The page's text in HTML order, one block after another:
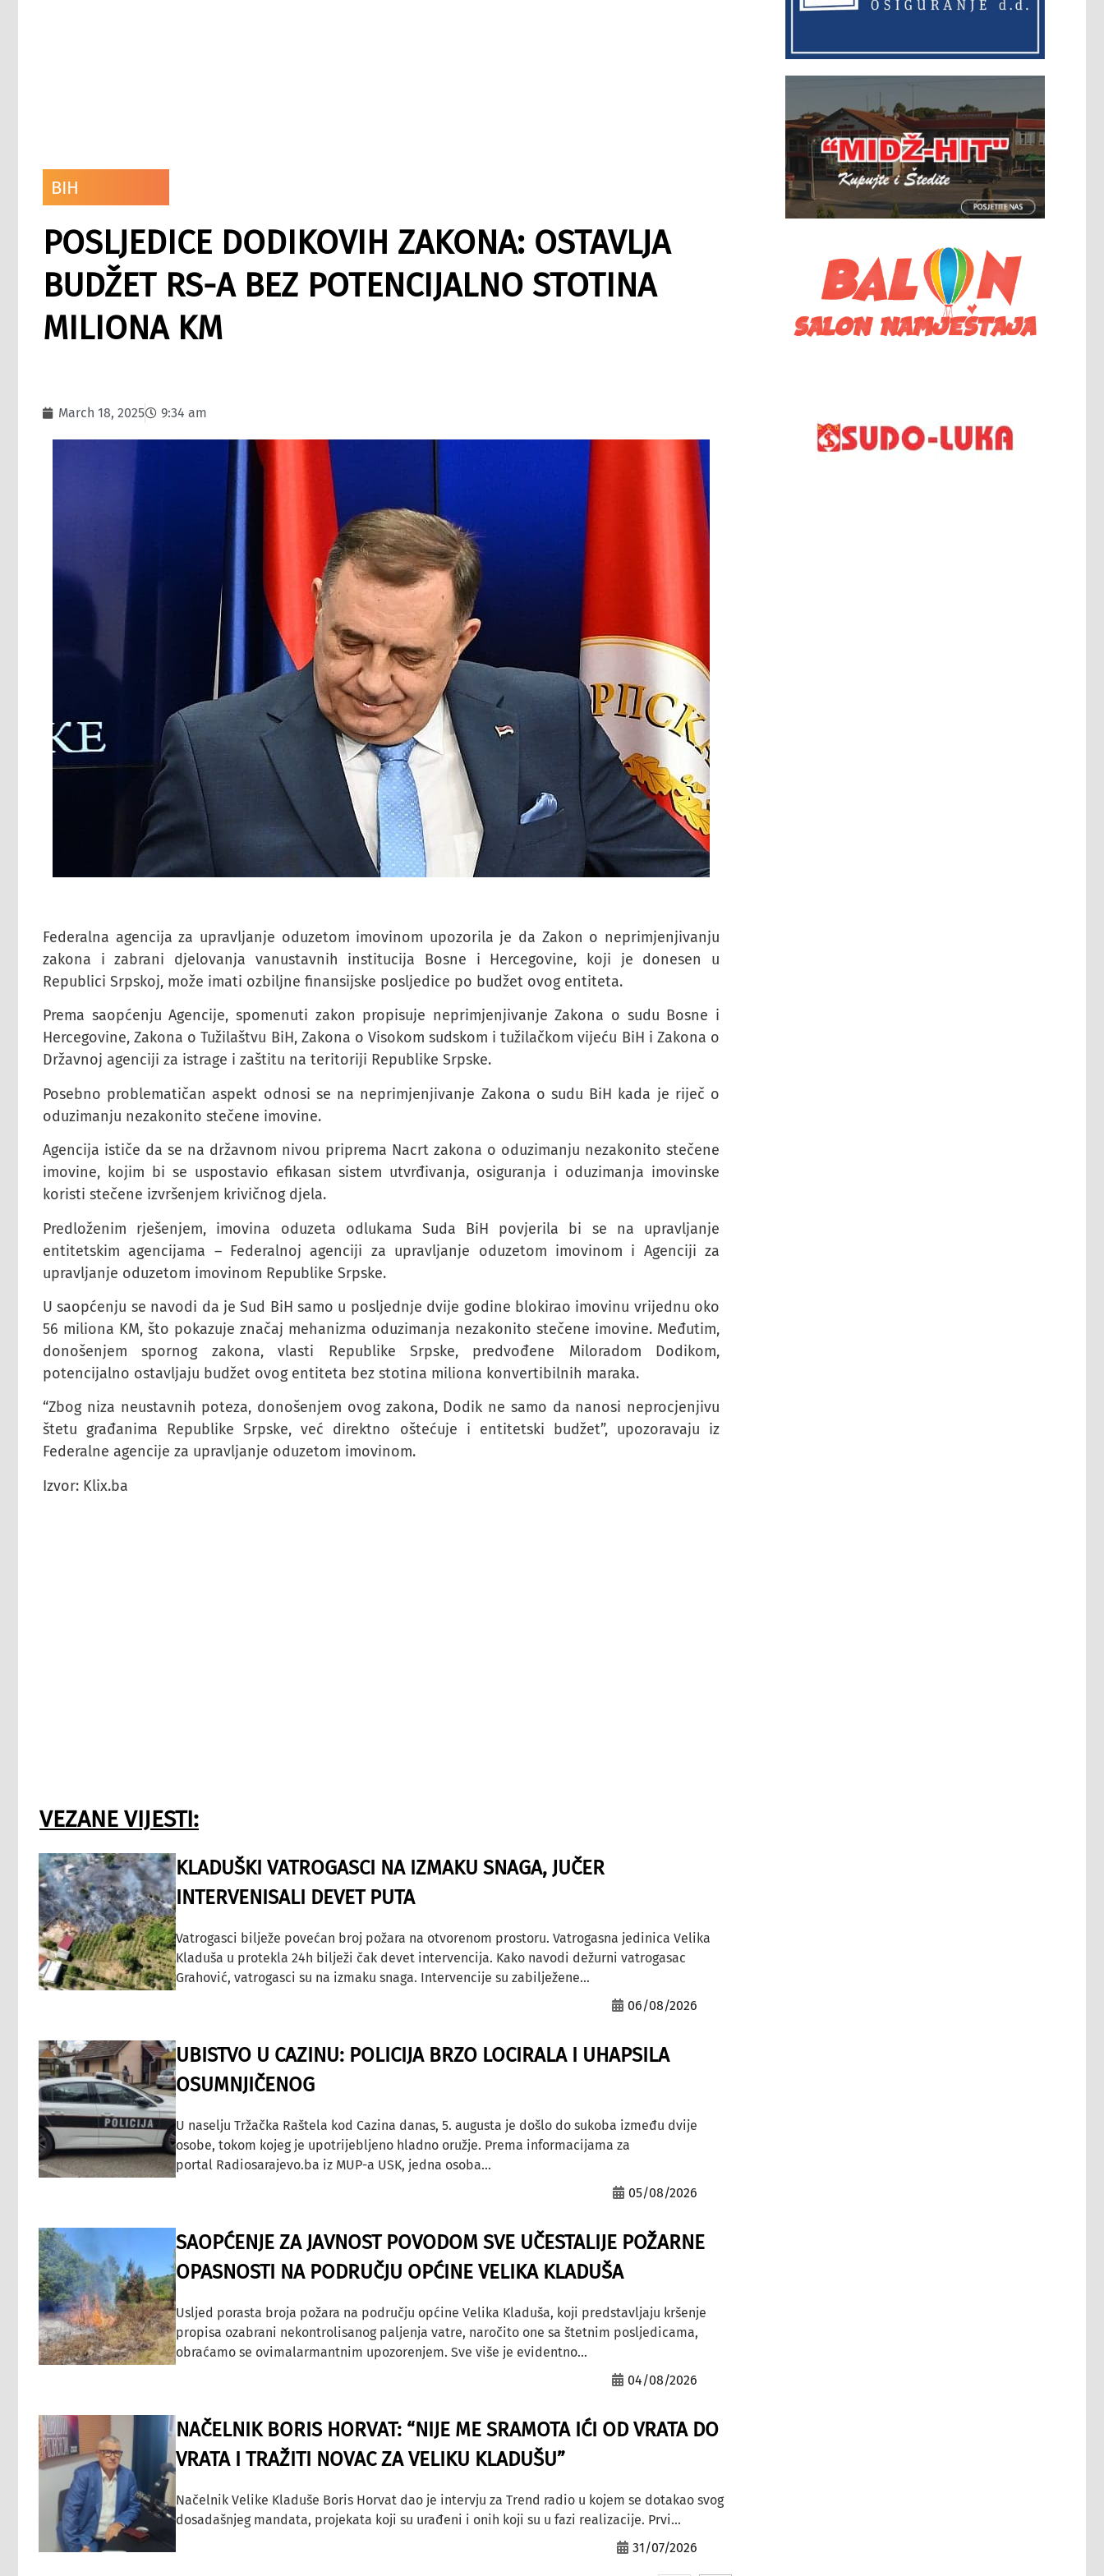
BIH
POSLJEDICE DODIKOVIH ZAKONA: OSTAVLJA
BUDŽET RS-A BEZ POTENCIJALNO STOTINA
MILIONA KM
March 18, 2025 9:34 am
Federalna agencija za upravljanje oduzetom imovinom upozorila je da Zakon o neprimjenjivanju
zakona i zabrani djelovanja vanustavnih institucija Bosne i Hercegovine, koji je donesen u
Republici Srpskoj, može imati ozbiljne finansijske posljedice po budžet ovog entiteta.
Prema saopćenju Agencije, spomenuti zakon propisuje neprimjenjivanje Zakona o sudu Bosne i
Hercegovine, Zakona o Tužilaštvu BiH, Zakona o Visokom sudskom i tužilačkom vijeću BiH i Zakona o
Državnoj agenciji za istrage i zaštitu na teritoriji Republike Srpske.
Posebno problematičan aspekt odnosi se na neprimjenjivanje Zakona o sudu BiH kada je riječ o
oduzimanju nezakonito stečene imovine.
Agencija ističe da se na državnom nivou priprema Nacrt zakona o oduzimanju nezakonito stečene
imovine, kojim bi se uspostavio efikasan sistem utvrđivanja, osiguranja i oduzimanja imovinske
koristi stečene izvršenjem krivičnog djela.
Predloženim rješenjem, imovina oduzeta odlukama Suda BiH povjerila bi se na upravljanje
entitetskim agencijama – Federalnoj agenciji za upravljanje oduzetom imovinom i Agenciji za
upravljanje oduzetom imovinom Republike Srpske.
U saopćenju se navodi da je Sud BiH samo u posljednje dvije godine blokirao imovinu vrijednu oko
56 miliona KM, što pokazuje značaj mehanizma oduzimanja nezakonito stečene imovine. Međutim,
donošenjem spornog zakona, vlasti Republike Srpske, predvođene Miloradom Dodikom,
potencijalno ostavljaju budžet ovog entiteta bez stotina miliona konvertibilnih maraka.
“Zbog niza neustavnih poteza, donošenjem ovog zakona, Dodik ne samo da nanosi neprocjenjivu
štetu građanima Republike Srpske, već direktno oštećuje i entitetski budžet”, upozoravaju iz
Federalne agencije za upravljanje oduzetom imovinom.
Izvor: Klix.ba
VEZANE VIJESTI:
KLADUŠKI VATROGASCI NA IZMAKU SNAGA, JUČER
INTERVENISALI DEVET PUTA
Vatrogasci bilježe povećan broj požara na otvorenom prostoru. Vatrogasna jedinica Velika
Kladuša u protekla 24h bilježi čak devet intervencija. Kako navodi dežurni vatrogasac
Grahović, vatrogasci su na izmaku snaga. Intervencije su zabilježene...
06/08/2026
UBISTVO U CAZINU: POLICIJA BRZO LOCIRALA I UHAPSILA
OSUMNJIČENOG
U naselju Tržačka Raštela kod Cazina danas, 5. augusta je došlo do sukoba između dvije
osobe, tokom kojeg je upotrijebljeno hladno oružje. Prema informacijama za
portal Radiosarajevo.ba iz MUP-a USK, jedna osoba...
05/08/2026
SAOPĆENJE ZA JAVNOST POVODOM SVE UČESTALIJE POŽARNE
OPASNOSTI NA PODRUČJU OPĆINE VELIKA KLADUŠA
Usljed porasta broja požara na području općine Velika Kladuša, koji predstavljaju kršenje
propisa ozabrani nekontrolisanog paljenja vatre, naročito one sa štetnim posljedicama,
obraćamo se ovimalarmantnim upozorenjem. Sve više je evidentno...
04/08/2026
NAČELNIK BORIS HORVAT: “NIJE ME SRAMOTA IĆI OD VRATA DO
VRATA I TRAŽITI NOVAC ZA VELIKU KLADUŠU”
Načelnik Velike Kladuše Boris Horvat dao je intervju za Trend radio u kojem se dotakao svog
dosadašnjeg mandata, projekata koji su urađeni i onih koji su u fazi realizacije. Prvi...
31/07/2026